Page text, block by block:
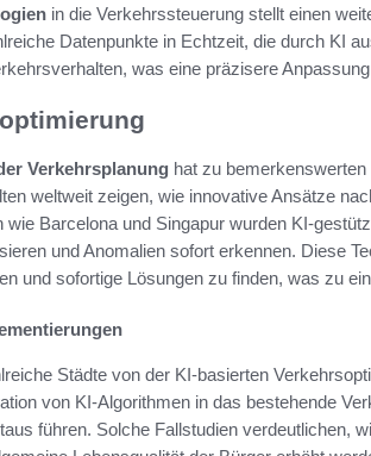
in die Verkehrssteuerung stellt einen
Datenpunkte in Echtzeit, die durch KI
was eine präzisere
Verkehrsplanung hat zu
weltweit zeigen, wie innovative Ansätze
wie Barcelona und Singapur wurden KI-
und Anomalien sofort erkennen. Diese
und sofortige Lösungen zu finden, was zu
Städte von der KI-basierten
von KI-Algorithmen in das bestehende
führen. Solche Fallstudien verdeutlichen,